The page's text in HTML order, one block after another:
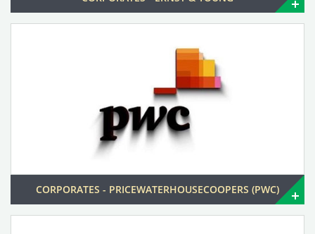
CORPORATES - PRICEWATERHOUSECOOPERS (PWC)